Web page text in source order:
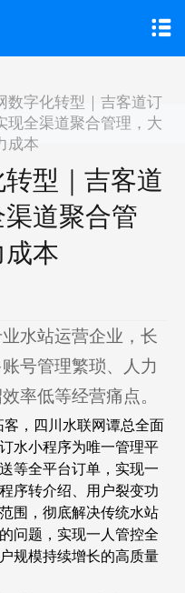

数字化转型｜吉客道订
现全渠道聚合管理，大
成本
型｜吉客道
道聚合管
本
水站运营企业，长
号管理繁琐、人力
率低等经营痛点。
，四川水联网谭总全面
水小程序为唯一管理平
等全平台订单，实现一
序转介绍、用户裂变功
围，彻底解决传统水站
问题，实现一人管控全
规模持续增长的高质量